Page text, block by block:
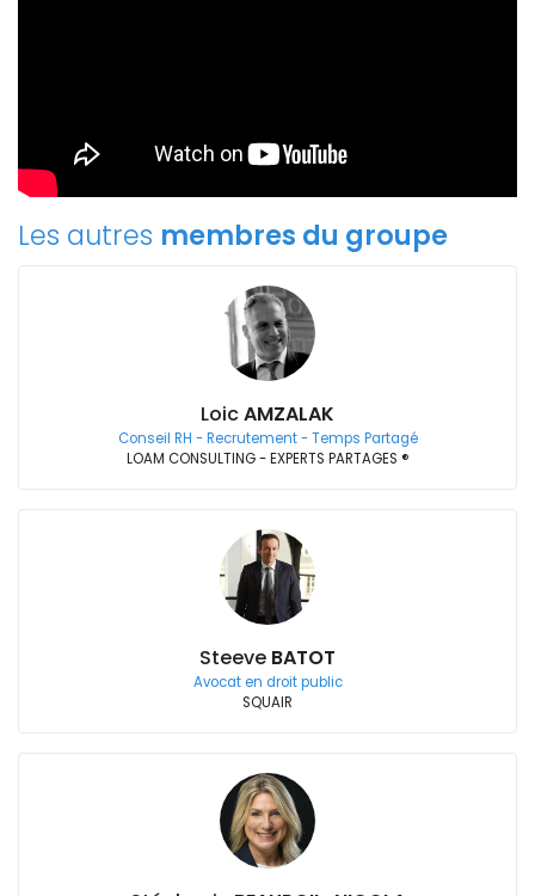
Les autres membres du groupe
LoicAMZALAK
Conseil RH - Recrutement - Temps Partagé
LOAM CONSULTING - EXPERTS PARTAGES ®
Steeve BATOT
Avocat en droit public
SQUAIR